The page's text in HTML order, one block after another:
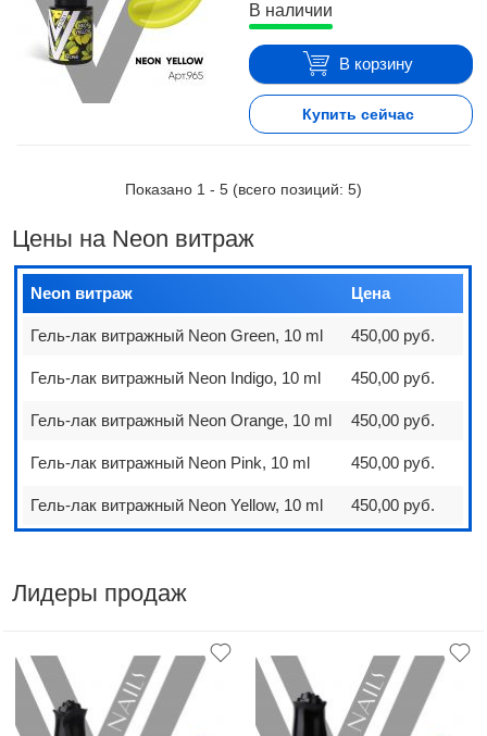
В наличии
В корзину
Купить сейчас
Показано 1 - 5 (всего позиций: 5)
Цены на Neon витраж
Neon витраж Цена
Гель-лак витражный Neon Green, 10 ml 450,00 руб.
Гель-лак витражный Neon Indigo, 10 ml 450,00 руб.
Гель-лак витражный Neon Orange, 10 ml 450,00 руб.
Гель-лак витражный Neon Pink, 10 ml 450,00 руб.
Гель-лак витражный Neon Yellow, 10 ml 450,00 руб.
Лидеры продаж